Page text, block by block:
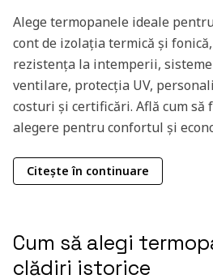
Alege termopanele ideale
cont de izolația termică și
rezistența la intemperii,
ventilare, protecția UV,
costuri și certificări. Află cum să
alegere pentru confortul și
Citește în continuare
Cum să alegi
clădiri istorice